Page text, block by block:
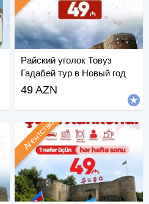
Райский уголок Товуз
Гадабей тур в Новый год
49 AZN
Агентство